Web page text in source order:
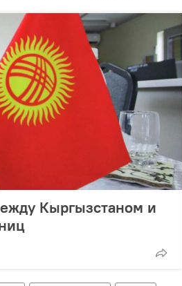
Кыргызстаном и